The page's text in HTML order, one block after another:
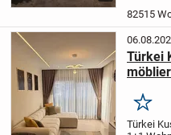
Zähler
82515
Türkei
Türkei